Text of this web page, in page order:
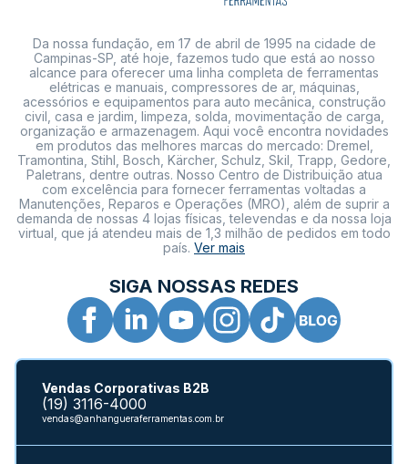
Da nossa fundação, em 17 de abril de 1995 na cidade de
Campinas-SP, até hoje, fazemos tudo que está ao nosso
alcance para oferecer uma linha completa de ferramentas
elétricas e manuais, compressores de ar, máquinas,
acessórios e equipamentos para auto mecânica, construção
civil, casa e jardim, limpeza, solda, movimentação de carga,
organização e armazenagem. Aqui você encontra novidades
em produtos das melhores marcas do mercado: Dremel,
Tramontina, Stihl, Bosch, Kärcher, Schulz, Skil, Trapp, Gedore,
Paletrans, dentre outras. Nosso Centro de Distribuição atua
com excelência para fornecer ferramentas voltadas a
Manutenções, Reparos e Operações (MRO), além de suprir a
demanda de nossas 4 lojas físicas, televendas e da nossa loja
virtual, que já atendeu mais de 1,3 milhão de pedidos em todo
país. Ver mais
SIGA NOSSAS REDES
Vendas Corporativas B2B
(19) 3116-4000
vendas@anhangueraferramentas.com.br